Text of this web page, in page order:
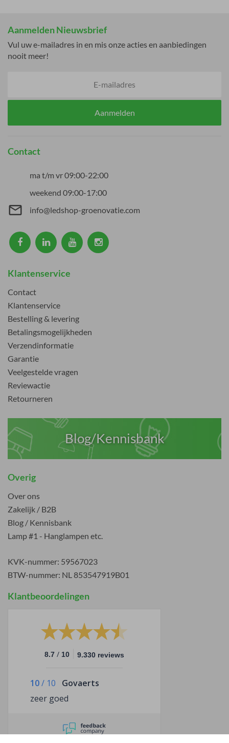
Aanmelden Nieuwsbrief
Vul uw e-mailadres in en mis onze acties en aanbiedingen
nooit meer!
Aanmelden
Contact
ma t/m vr 09:00-22:00
weekend 09:00-17:00
mail_outline info@ledshop-groenovatie.com
Klantenservice
Contact
Klantenservice
Bestelling & levering
Betalingsmogelijkheden
Verzendinformatie
Garantie
Veelgestelde vragen
Reviewactie
Retourneren
Blog/Kennisbank
Overig
Over ons
Zakelijk / B2B
Blog / Kennisbank
Lamp #1 - Hanglampen etc.
KVK-nummer: 59567023
BTW-nummer: NL 853547919B01
Klantbeoordelingen
8.7 / 10 9.330 reviews
10/ 10
Govaerts
zeer goed